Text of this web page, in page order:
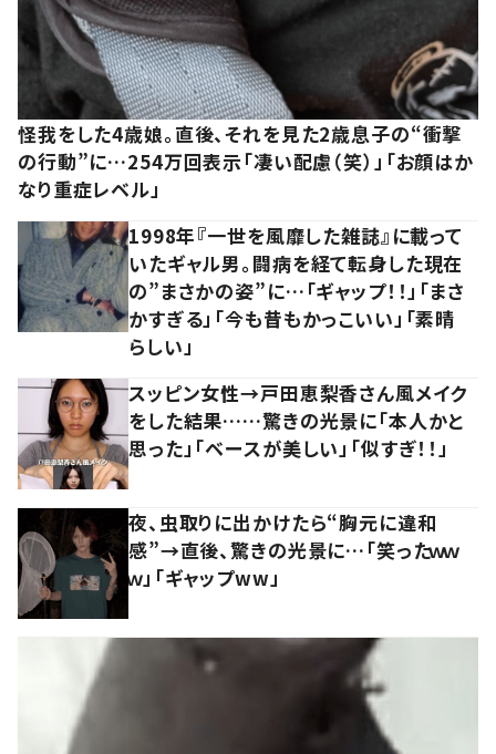
怪我をした4歳娘。直後、それを見た2歳息子の“衝撃
の行動”に…254万回表示「凄い配慮（笑）」「お顔はか
なり重症レベル」
1998年『一世を風靡した雑誌』に載って
いたギャル男。闘病を経て転身した現在
の”まさかの姿”に…「ギャップ！！」「まさ
かすぎる」「今も昔もかっこいい」「素晴
らしい」
スッピン女性→戸田恵梨香さん風メイク
をした結果……驚きの光景に「本人かと
思った」「ベースが美しい」「似すぎ！！」
夜、虫取りに出かけたら“胸元に違和
感”→直後、驚きの光景に…「笑ったｗｗ
ｗ」「ギャップww」